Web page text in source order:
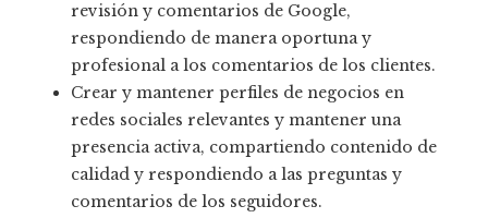
revisión y comentarios de Google,
respondiendo de manera oportuna y
profesional a los comentarios de los clientes.
Crear y mantener perfiles de negocios en
redes sociales relevantes y mantener una
presencia activa, compartiendo contenido de
calidad y respondiendo a las preguntas y
comentarios de los seguidores.